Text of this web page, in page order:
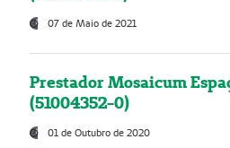
07 de Maio de 2021
Prestador Mosaicum
(51004352-0)
01 de Outubro de 2020